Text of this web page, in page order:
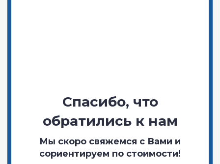
Спасибо, что
обратились к нам
Мы скоро свяжемся с Вами и
сориентируем по стоимости!